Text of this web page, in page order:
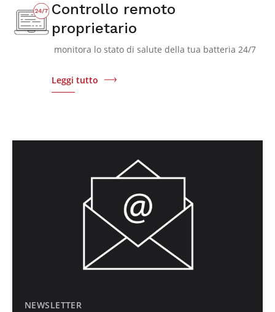
Controllo remoto
proprietario
monitora lo stato di salute della tua batteria 24/7
Leggi tutto
NEWSLETTER